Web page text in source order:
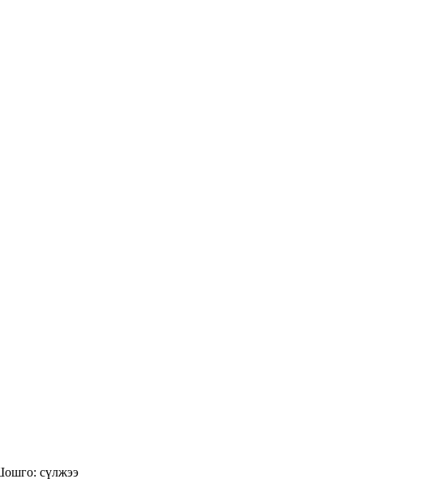
сүлжээ